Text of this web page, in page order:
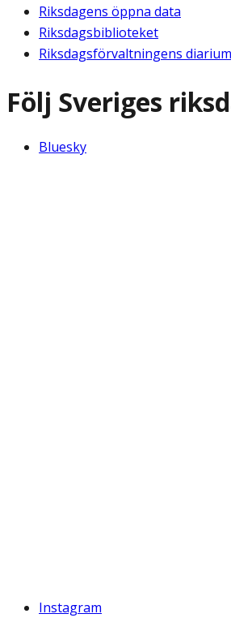
Riksdagens öppna data
Riksdagsbiblioteket
Riksdagsförvaltningens diarium
Följ Sveriges
Bluesky
Instagram